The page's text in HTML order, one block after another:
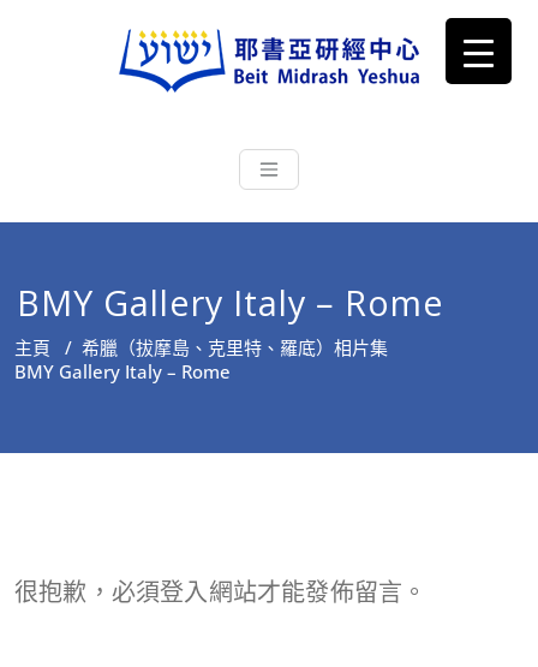
耶書亞研經中心
根源明白聖經，成為更好的門徒
BMY Gallery Italy – Rome
主頁 / 希臘（拔摩島、克里特、羅底）相片集
BMY Gallery Italy – Rome
很抱歉，必須登入網站才能發佈留言。